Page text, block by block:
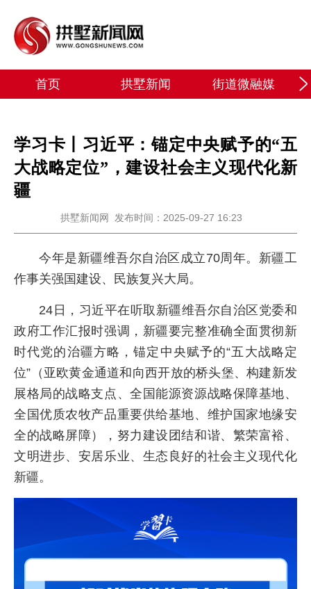
首页 拱墅新闻 街道微融媒
学习卡丨习近平：锚定中央赋予的“五
大战略定位”，建设社会主义现代化新
疆
拱墅新闻网 发布时间：2025-09-27 16:23
今年是新疆维吾尔自治区成立70周年。新疆工
作事关强国建设、民族复兴大局。
24日，习近平在听取新疆维吾尔自治区党委和
政府工作汇报时强调，新疆要完整准确全面贯彻新
时代党的治疆方略，锚定中央赋予的“五大战略定
位”（亚欧黄金通道和向西开放的桥头堡、构建新发
展格局的战略支点、全国能源资源战略保障基地、
全国优质农牧产品重要供给基地、维护国家地缘安
全的战略屏障），努力建设团结和谐、繁荣富裕、
文明进步、安居乐业、生态良好的社会主义现代化
新疆。